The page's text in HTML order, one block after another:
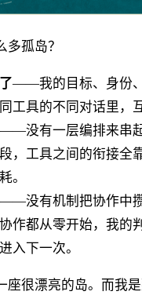
多孤岛？
——我的目标、身份、
工具的不同对话里，
——没有一层编排来串
，工具之间的衔接全
。
——没有机制把协作中
作都从零开始，我的
入下一次。
座很漂亮的岛。而我